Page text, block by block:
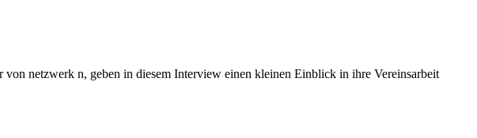
netzwerk n, geben in diesem Interview einen kleinen Einblick in ihre Vereinsarbeit